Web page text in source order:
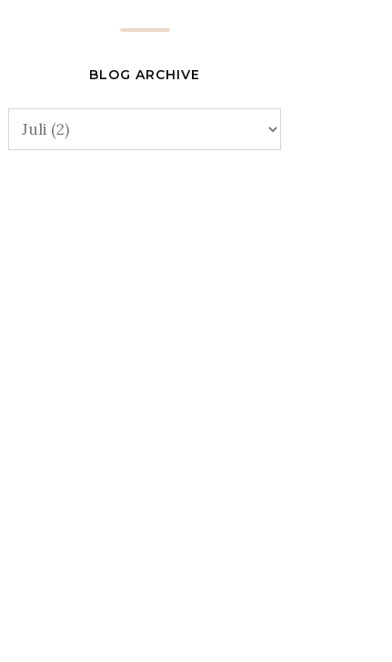
terhadap listrik.
mesin berat.
terbang, atau panas.
BLOG ARCHIVE